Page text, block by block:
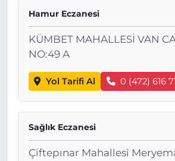
Hamur Eczanesi
KÜMBET MAHALLESİ VAN
NO:49 A
Yol Tarifi Al 0 (472) 616
Sağlık Eczanesi
Çiftepınar Mahallesi